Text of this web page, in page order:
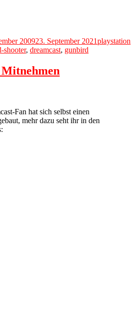
200923. September 2021playstation
shooter, dreamcast, gunbird
Fan hat sich selbst einen
mehr dazu seht ihr in den